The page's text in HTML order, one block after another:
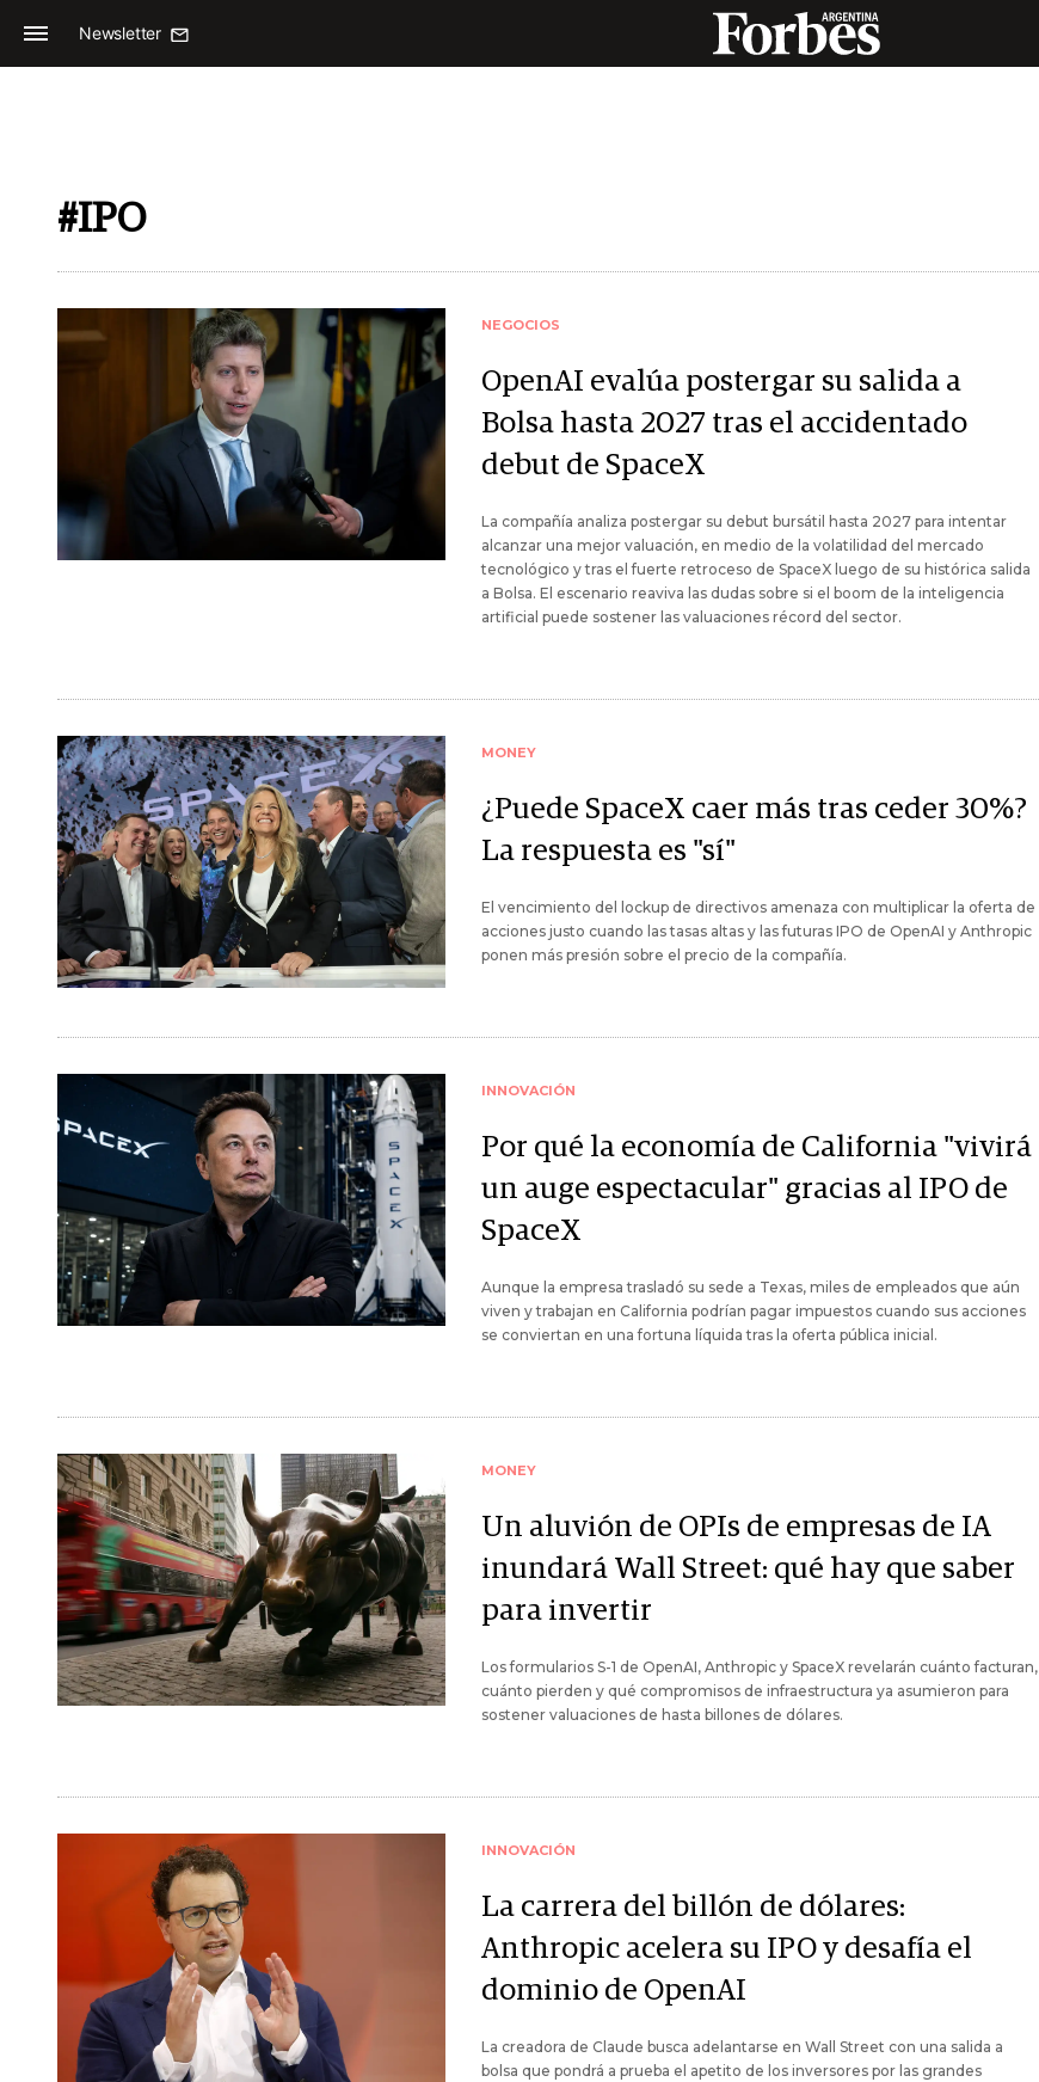
Newsletter
#IPO
NEGOCIOS
OpenAI evalúa postergar su salida a
Bolsa hasta 2027 tras el accidentado
debut de SpaceX
La compañía analiza postergar su debut bursátil hasta 2027 para intentar
alcanzar una mejor valuación, en medio de la volatilidad del mercado
tecnológico y tras el fuerte retroceso de SpaceX luego de su histórica salida
a Bolsa. El escenario reaviva las dudas sobre si el boom de la inteligencia
artificial puede sostener las valuaciones récord del sector.
MONEY
¿Puede SpaceX caer más tras ceder 30%?
La respuesta es "sí"
El vencimiento del lockup de directivos amenaza con multiplicar la oferta de
acciones justo cuando las tasas altas y las futuras IPO de OpenAI y Anthropic
ponen más presión sobre el precio de la compañía.
INNOVACIÓN
Por qué la economía de California "vivirá
un auge espectacular" gracias al IPO de
SpaceX
Aunque la empresa trasladó su sede a Texas, miles de empleados que aún
viven y trabajan en California podrían pagar impuestos cuando sus acciones
se conviertan en una fortuna líquida tras la oferta pública inicial.
MONEY
Un aluvión de OPIs de empresas de IA
inundará Wall Street: qué hay que saber
para invertir
Los formularios S-1 de OpenAI, Anthropic y SpaceX revelarán cuánto facturan,
cuánto pierden y qué compromisos de infraestructura ya asumieron para
sostener valuaciones de hasta billones de dólares.
INNOVACIÓN
La carrera del billón de dólares:
Anthropic acelera su IPO y desafía el
dominio de OpenAI
La creadora de Claude busca adelantarse en Wall Street con una salida a
bolsa que pondrá a prueba el apetito de los inversores por las grandes